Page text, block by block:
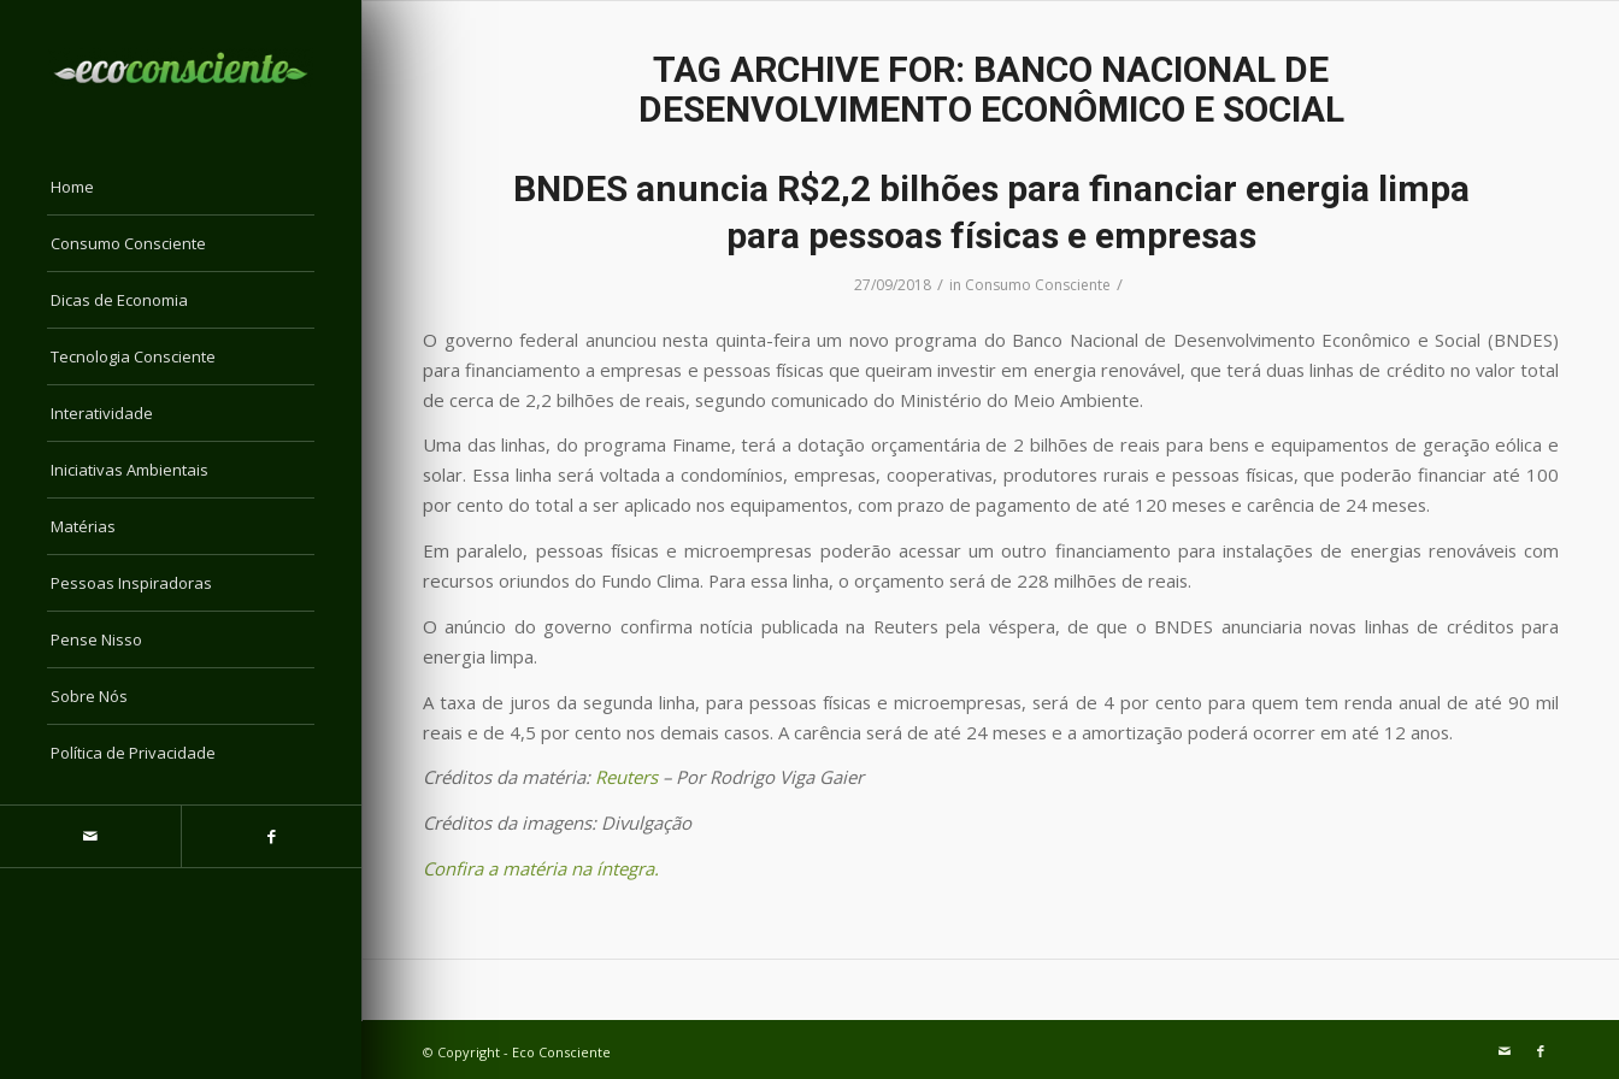
Home
Consumo Consciente
Dicas de Economia
Tecnologia Consciente
Interatividade
Iniciativas Ambientais
Matérias
Pessoas Inspiradoras
Pense Nisso
Sobre Nós
Política de Privacidade
TAG ARCHIVE FOR: BANCO NACIONAL DE
DESENVOLVIMENTO ECONÔMICO E SOCIAL
BNDES anuncia R$2,2 bilhões para financiar energia limpa
para pessoas físicas e empresas
27/09/2018 / in Consumo Consciente /
O governo federal anunciou nesta quinta-feira um novo programa do Banco Nacional de Desenvolvimento Econômico e Social (BNDES)
para financiamento a empresas e pessoas físicas que queiram investir em energia renovável, que terá duas linhas de crédito no valor total
de cerca de 2,2 bilhões de reais, segundo comunicado do Ministério do Meio Ambiente.
Uma das linhas, do programa Finame, terá a dotação orçamentária de 2 bilhões de reais para bens e equipamentos de geração eólica e
solar. Essa linha será voltada a condomínios, empresas, cooperativas, produtores rurais e pessoas físicas, que poderão financiar até 100
por cento do total a ser aplicado nos equipamentos, com prazo de pagamento de até 120 meses e carência de 24 meses.
Em paralelo, pessoas físicas e microempresas poderão acessar um outro financiamento para instalações de energias renováveis com
recursos oriundos do Fundo Clima. Para essa linha, o orçamento será de 228 milhões de reais.
O anúncio do governo confirma notícia publicada na Reuters pela véspera, de que o BNDES anunciaria novas linhas de créditos para
energia limpa.
A taxa de juros da segunda linha, para pessoas físicas e microempresas, será de 4 por cento para quem tem renda anual de até 90 mil
reais e de 4,5 por cento nos demais casos. A carência será de até 24 meses e a amortização poderá ocorrer em até 12 anos.
Créditos da matéria: Reuters– Por Rodrigo Viga Gaier
Créditos da imagens: Divulgação
Confira a matéria na íntegra.
© Copyright - Eco Consciente